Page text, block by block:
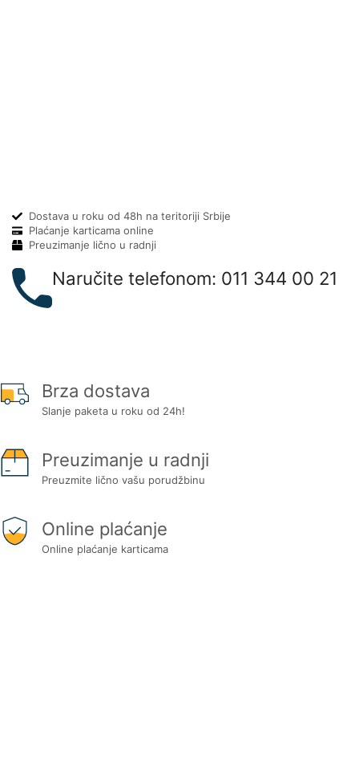
Dostava u roku od 48h na teritoriji Srbije
Plaćanje karticama online
Preuzimanje lično u radnji
Naručite telefonom: 011 344 00 21
Brza dostava
Slanje paketa u roku od 24h!
Preuzimanje u radnji
Preuzmite lično vašu porudžbinu
Online plaćanje
Online plaćanje karticama